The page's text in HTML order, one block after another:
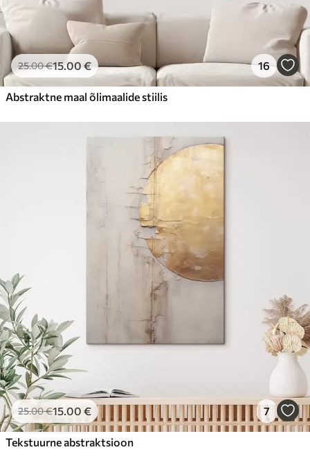
25.00€15.00€ 16
Abstraktne maal õlimaalide stiilis
25.00€15.00 € 7
Tekstuurne abstraktsioon